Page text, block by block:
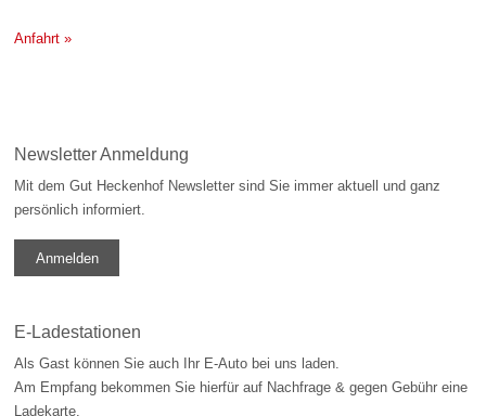
Anfahrt »
Newsletter Anmeldung
Mit dem Gut Heckenhof Newsletter sind Sie immer aktuell und ganz
persönlich informiert.
Anmelden
E-Ladestationen
Als Gast können Sie auch Ihr E-Auto bei uns laden.
Am Empfang bekommen Sie hierfür auf Nachfrage & gegen Gebühr eine
Ladekarte.